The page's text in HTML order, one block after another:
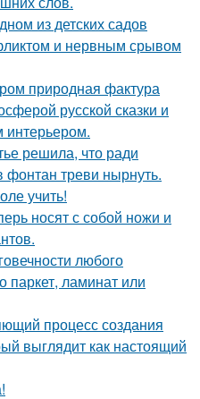
из детских садов
и нервным срывом
природная фактура
русской сказки и
решила, что ради
треви нырнуть.
учить!
носят с собой ножи и
любого
паркет, ламинат или
процесс создания
выглядит как настоящий